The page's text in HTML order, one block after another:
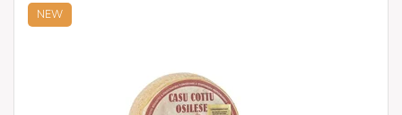
NEW